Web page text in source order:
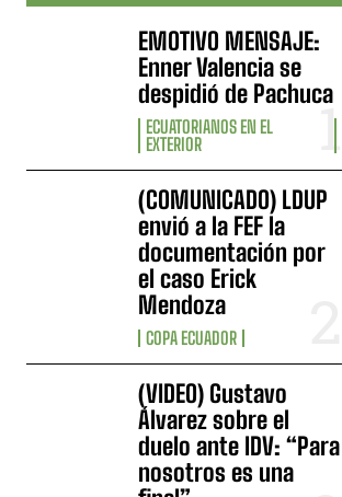
EMOTIVO MENSAJE:
Enner Valencia se
despidió de Pachuca
ECUATORIANOS EN EL
EXTERIOR
(COMUNICADO) LDUP
envió a la FEF la
documentación por
el caso Erick
Mendoza
COPA ECUADOR
(VIDEO) Gustavo
Álvarez sobre el
duelo ante IDV: “Para
nosotros es una